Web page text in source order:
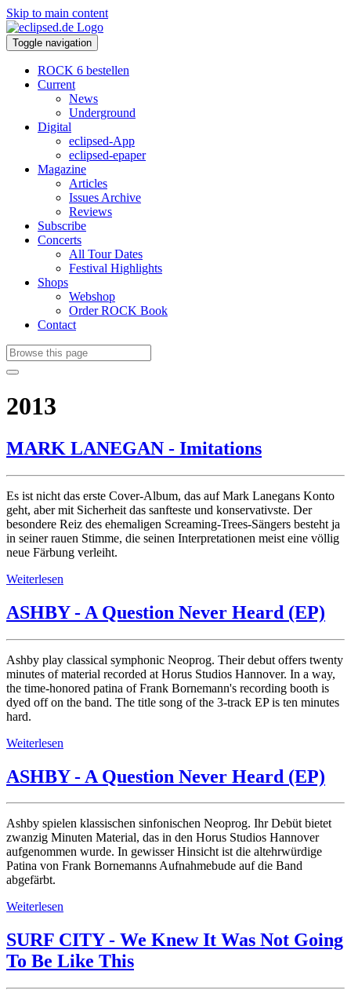
Skip to main content
Toggle navigation
ROCK 6 bestellen
Current
News
Underground
Digital
eclipsed-App
eclipsed-epaper
Magazine
Articles
Issues Archive
Reviews
Subscribe
Concerts
All Tour Dates
Festival Highlights
Shops
Webshop
Order ROCK Book
Contact
2013
MARK LANEGAN - Imitations
Es ist nicht das erste Cover-Album, das auf Mark Lanegans Konto
geht, aber mit Sicherheit das sanfteste und konservativste. Der
besondere Reiz des ehemaligen Screaming-Trees-Sängers besteht ja
in seiner rauen Stimme, die seinen Interpretationen meist eine völlig
neue Färbung verleiht.
Weiterlesen
ASHBY - A Question Never Heard (EP)
Ashby play classical symphonic Neoprog. Their debut offers twenty
minutes of material recorded at Horus Studios Hannover. In a way,
the time-honored patina of Frank Bornemann's recording booth is
dyed off on the band. The title song of the 3-track EP is ten minutes
hard.
Weiterlesen
ASHBY - A Question Never Heard (EP)
Ashby spielen klassischen sinfonischen Neoprog. Ihr Debüt bietet
zwanzig Minuten Material, das in den Horus Studios Hannover
aufgenommen wurde. In gewisser Hinsicht ist die altehrwürdige
Patina von Frank Bornemanns Aufnahmebude auf die Band
abgefärbt.
Weiterlesen
SURF CITY - We Knew It Was Not Going
To Be Like This